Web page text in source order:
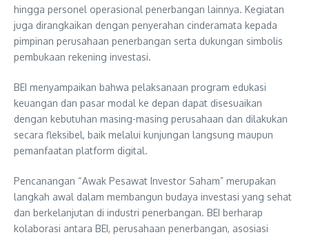
hingga personel operasional penerbangan lainnya. Kegiatan
juga dirangkaikan dengan penyerahan cinderamata kepada
pimpinan perusahaan penerbangan serta dukungan simbolis
pembukaan rekening investasi.
BEI menyampaikan bahwa pelaksanaan program edukasi
keuangan dan pasar modal ke depan dapat disesuaikan
dengan kebutuhan masing-masing perusahaan dan dilakukan
secara fleksibel, baik melalui kunjungan langsung maupun
pemanfaatan platform digital.
Pencanangan “Awak Pesawat Investor Saham” merupakan
langkah awal dalam membangun budaya investasi yang sehat
dan berkelanjutan di industri penerbangan. BEI berharap
kolaborasi antara BEI, perusahaan penerbangan, asosiasi